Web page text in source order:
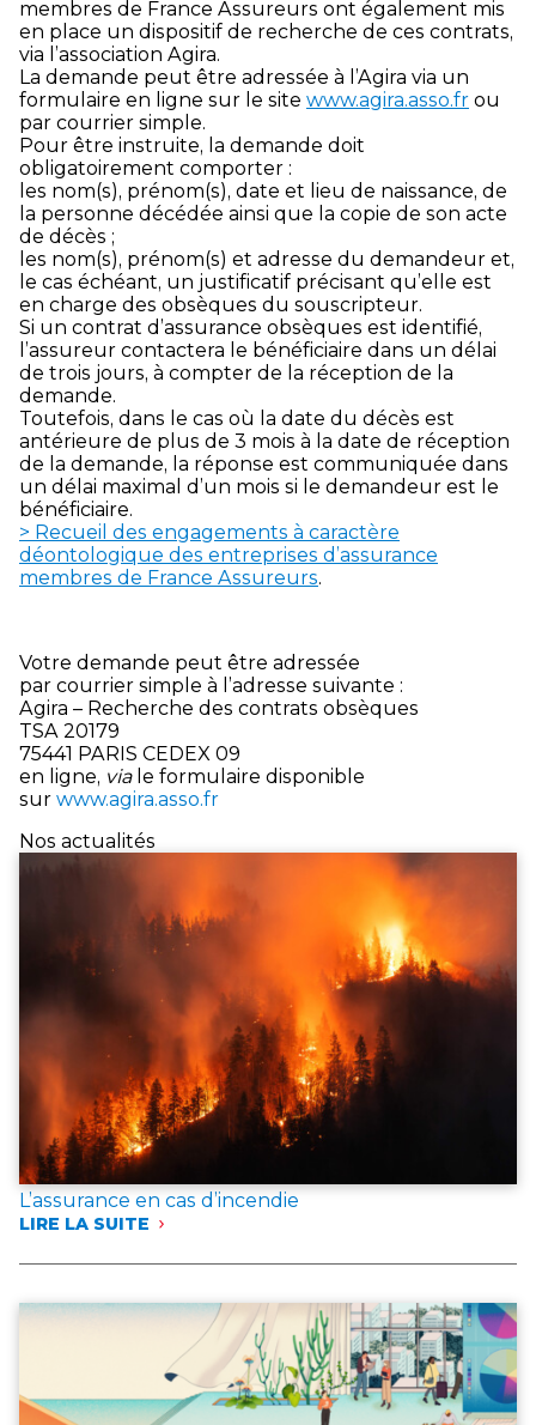
membres de France Assureurs ont également mis
en place un dispositif de recherche de ces contrats,
via l’association Agira.
La demande peut être adressée à l’Agira via un
formulaire en ligne sur le site www.agira.asso.fr ou
par courrier simple.
Pour être instruite, la demande doit
obligatoirement comporter :
les nom(s), prénom(s), date et lieu de naissance, de
la personne décédée ainsi que la copie de son acte
de décès ;
les nom(s), prénom(s) et adresse du demandeur et,
le cas échéant, un justificatif précisant qu’elle est
en charge des obsèques du souscripteur.
Si un contrat d’assurance obsèques est identifié,
l’assureur contactera le bénéficiaire dans un délai
de trois jours, à compter de la réception de la
demande.
Toutefois, dans le cas où la date du décès est
antérieure de plus de 3 mois à la date de réception
de la demande, la réponse est communiquée dans
un délai maximal d’un mois si le demandeur est le
bénéficiaire.
> Recueil des engagements à caractère
déontologique des entreprises d’assurance
membres de France Assureurs.
Votre demande peut être adressée
par courrier simple à l’adresse suivante :
Agira – Recherche des contrats obsèques
TSA 20179
75441 PARIS CEDEX 09
en ligne, viale formulaire disponible
sur www.agira.asso.fr
Nos actualités
L’assurance en cas d’incendie
LIRE LA SUITE
:
D’INCENDIE